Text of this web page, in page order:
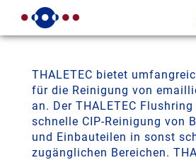
THALETEC bietet
für die Reinigung von
an. Der THALETEC
schnelle CIP-Reinigung von
und Einbauteilen in sonst
zugänglichen Bereichen.